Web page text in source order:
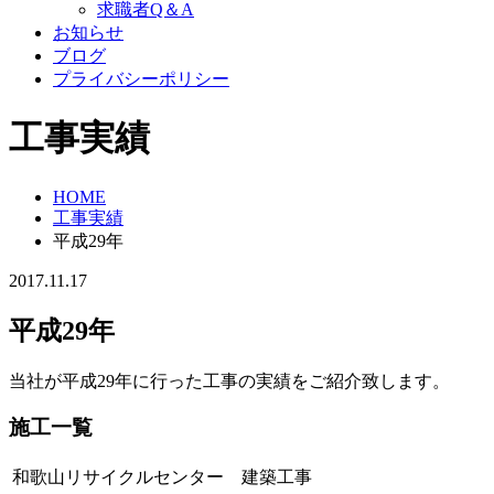
求職者Q＆A
お知らせ
ブログ
プライバシーポリシー
工事実績
HOME
工事実績
平成29年
2017.11.17
平成29年
当社が平成29年に行った工事の実績をご紹介致します。
施工一覧
和歌山リサイクルセンター 建築工事